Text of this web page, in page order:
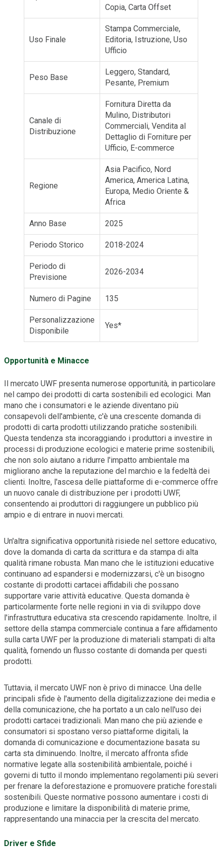
Copia, Carta Offset
Uso Finale
Stampa Commerciale,
Editoria, Istruzione, Uso
Ufficio
Peso Base
Leggero, Standard,
Pesante, Premium
Canale di
Distribuzione
Fornitura Diretta da
Mulino, Distributori
Commerciali, Vendita al
Dettaglio di Forniture per
Ufficio, E-commerce
Regione
Asia Pacifico, Nord
America, America Latina,
Europa, Medio Oriente &
Africa
Anno Base 2025
Periodo Storico 2018-2024
Periodo di
Previsione
2026-2034
Numero di Pagine 135
Personalizzazione
Disponibile
Yes*
Opportunità e Minacce
Il mercato UWF presenta numerose opportunità, in particolare
nel campo dei prodotti di carta sostenibili ed ecologici. Man
mano che i consumatori e le aziende diventano più
consapevoli dell'ambiente, c'è una crescente domanda di
prodotti di carta prodotti utilizzando pratiche sostenibili.
Questa tendenza sta incoraggiando i produttori a investire in
processi di produzione ecologici e materie prime sostenibili,
che non solo aiutano a ridurre l'impatto ambientale ma
migliorano anche la reputazione del marchio e la fedeltà dei
clienti. Inoltre, l'ascesa delle piattaforme di e-commerce offre
un nuovo canale di distribuzione per i prodotti UWF,
consentendo ai produttori di raggiungere un pubblico più
ampio e di entrare in nuovi mercati.
Un'altra significativa opportunità risiede nel settore educativo,
dove la domanda di carta da scrittura e da stampa di alta
qualità rimane robusta. Man mano che le istituzioni educative
continuano ad espandersi e modernizzarsi, c'è un bisogno
costante di prodotti cartacei affidabili che possano
supportare varie attività educative. Questa domanda è
particolarmente forte nelle regioni in via di sviluppo dove
l'infrastruttura educativa sta crescendo rapidamente. Inoltre, il
settore della stampa commerciale continua a fare affidamento
sulla carta UWF per la produzione di materiali stampati di alta
qualità, fornendo un flusso costante di domanda per questi
prodotti.
Tuttavia, il mercato UWF non è privo di minacce. Una delle
principali sfide è l'aumento della digitalizzazione dei media e
della comunicazione, che ha portato a un calo nell'uso dei
prodotti cartacei tradizionali. Man mano che più aziende e
consumatori si spostano verso piattaforme digitali, la
domanda di comunicazione e documentazione basata su
carta sta diminuendo. Inoltre, il mercato affronta sfide
normative legate alla sostenibilità ambientale, poiché i
governi di tutto il mondo implementano regolamenti più severi
per frenare la deforestazione e promuovere pratiche forestali
sostenibili. Queste normative possono aumentare i costi di
produzione e limitare la disponibilità di materie prime,
rappresentando una minaccia per la crescita del mercato.
Driver e Sfide